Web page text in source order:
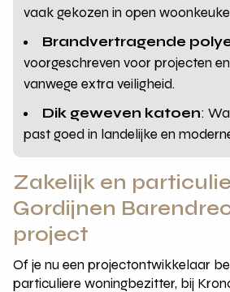
vaak gekozen in open
Brandvertragende
voorgeschreven voor projecten
vanwege extra veiligheid.
Dik geweven katoen:
past goed in landelijke en
Zakelijk en
Gordijnen
project
Of je nu een projectontwikkelaar
particuliere woningbezitter, bij